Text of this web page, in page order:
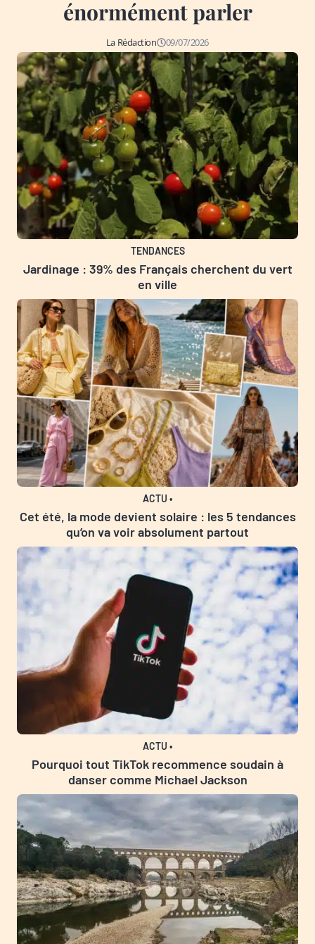
énormément parler
La Rédaction 09/07/2026
TENDANCES
Jardinage : 39% des Français cherchent du vert
en ville
ACTU •
Cet été, la mode devient solaire : les 5 tendances
qu’on va voir absolument partout
ACTU •
Pourquoi tout TikTok recommence soudain à
danser comme Michael Jackson